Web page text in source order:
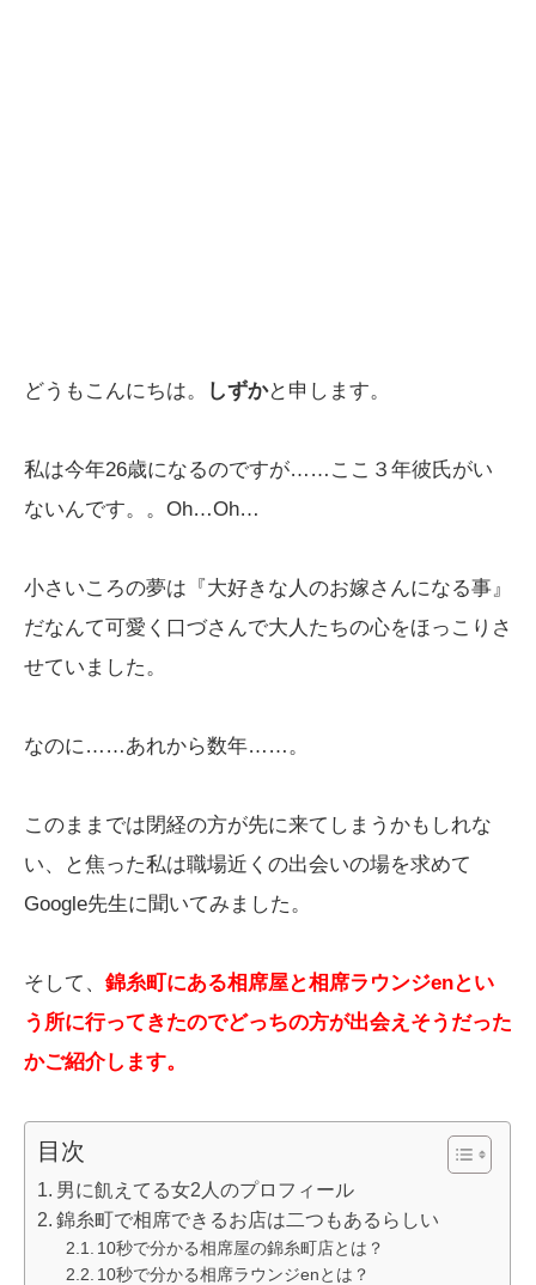
どうもこんにちは。 しずかと申します。
私は今年26歳になるのですが……ここ３年彼氏がい
ないんです。。Oh…Oh…
小さいころの夢は『大好きな人のお嫁さんになる事』
だなんて可愛く口づさんで大人たちの心をほっこりさ
せていました。
なのに……あれから数年……。
このままでは閉経の方が先に来てしまうかもしれな
い、と焦った私は職場近くの出会いの場を求めて
Google先生に聞いてみました。
そして、 錦糸町にある相席屋と相席ラウンジenとい
う所に行ってきたのでどっちの方が出会えそうだった
かご紹介します。
目次
男に飢えてる女2人のプロフィール
錦糸町で相席できるお店は二つもあるらしい
10秒で分かる相席屋の錦糸町店とは？
10秒で分かる相席ラウンジenとは？